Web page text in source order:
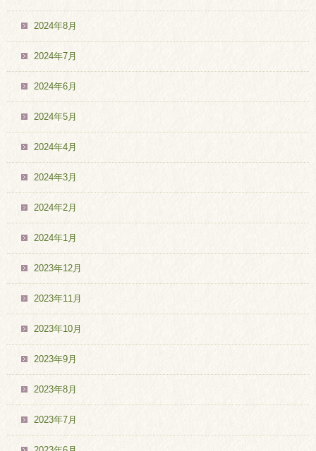
2024年8月
2024年7月
2024年6月
2024年5月
2024年4月
2024年3月
2024年2月
2024年1月
2023年12月
2023年11月
2023年10月
2023年9月
2023年8月
2023年7月